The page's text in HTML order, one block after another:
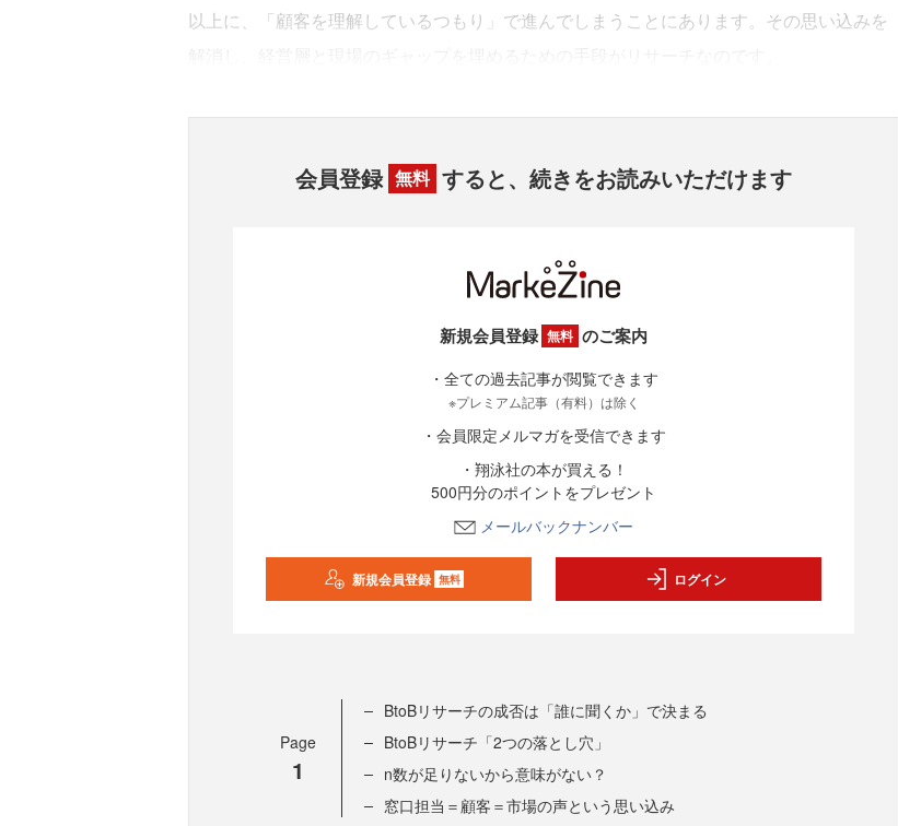
以上に、「顧客を理解しているつもり」で進んでしまうことにあります。その思い込みを
会員登録 無料 すると、続きをお読みいただけます
新規会員登録 無料 のご案内
・全ての過去記事が閲覧できます
※プレミアム記事（有料）は除く
・会員限定メルマガを受信できます
・翔泳社の本が買える！
500円分のポイントをプレゼント
メールバックナンバー
新規会員登録 無料 ログイン
Page
1
BtoBリサーチの成否は「誰に聞くか」で決まる
BtoBリサーチ「2つの落とし穴」
n数が足りないから意味がない？
窓口担当＝顧客＝市場の声という思い込み